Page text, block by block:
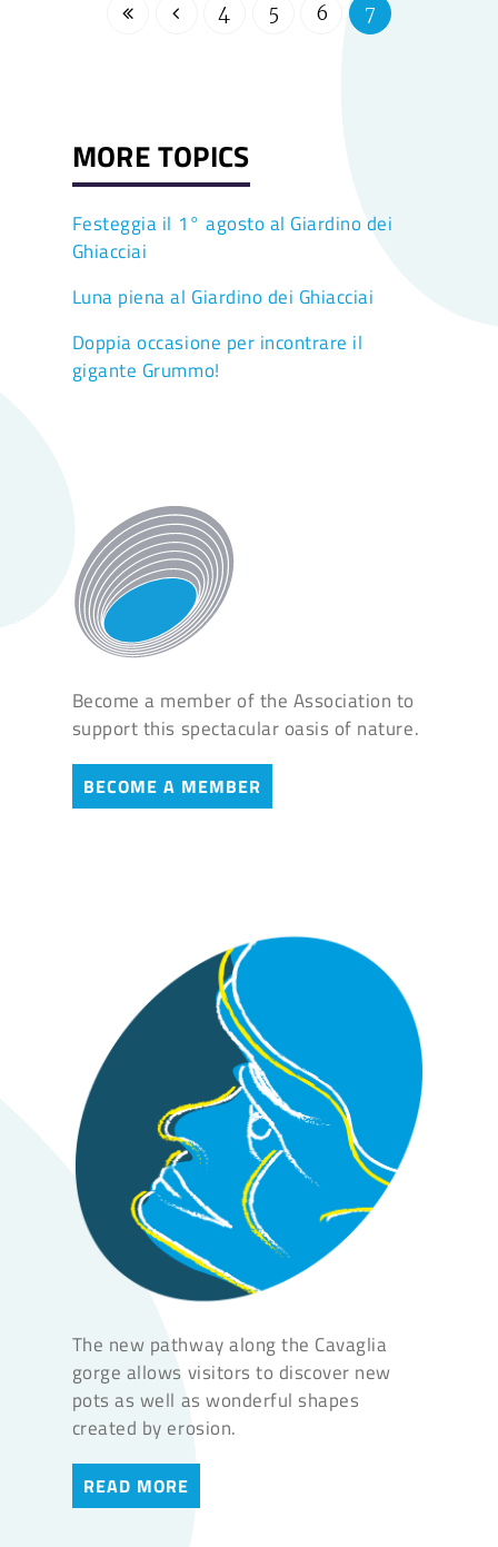
4 5 6 7
MORE TOPICS
Festeggia il 1° agosto al Giardino dei
Ghiacciai
Luna piena al Giardino dei Ghiacciai
Doppia occasione per incontrare il
gigante Grummo!
Become a member of the Association to
support this spectacular oasis of nature.
BECOME A MEMBER
The new pathway along the Cavaglia
gorge allows visitors to discover new
pots as well as wonderful shapes
created by erosion.
READ MORE